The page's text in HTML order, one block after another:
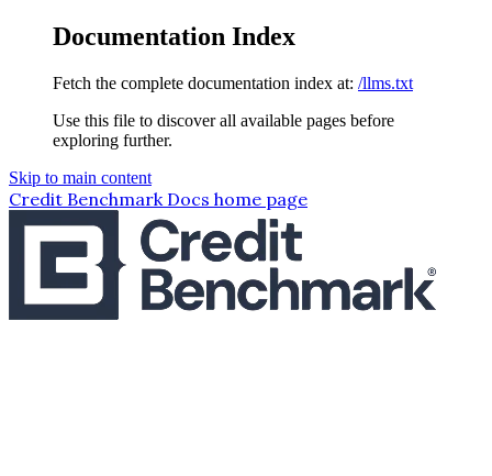
Documentation Index
Fetch the complete documentation index at: /llms.txt
Use this file to discover all available pages before
exploring further.
Skip to main content
Credit Benchmark Docs home page